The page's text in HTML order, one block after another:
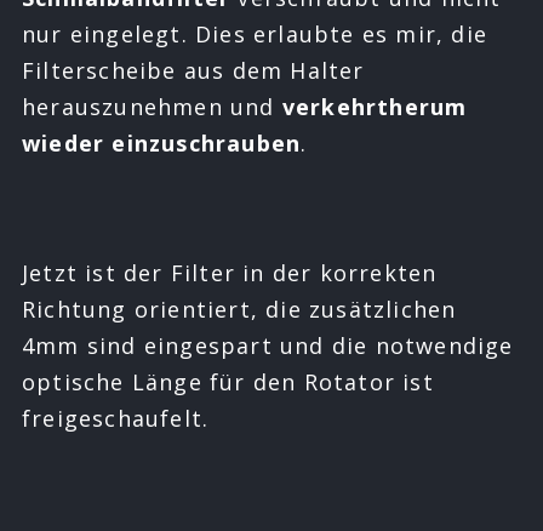
nur eingelegt. Dies erlaubte es mir, die
Filterscheibe aus dem Halter
herauszunehmen und verkehrtherum
wieder einzuschrauben.
Jetzt ist der Filter in der korrekten
Richtung orientiert, die zusätzlichen
4mm sind eingespart und die notwendige
optische Länge für den Rotator ist
freigeschaufelt.